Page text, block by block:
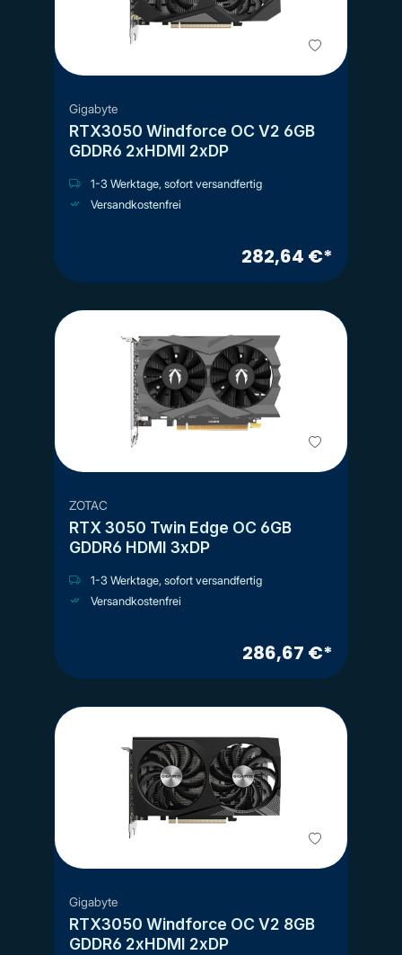
Gigabyte
RTX3050 Windforce OC V2 6GB
GDDR6 2xHDMI 2xDP
1-3 Werktage, sofort versandfertig
Versandkostenfrei
282,64 €*
ZOTAC
RTX 3050 Twin Edge OC 6GB
GDDR6 HDMI 3xDP
1-3 Werktage, sofort versandfertig
Versandkostenfrei
286,67 €*
Gigabyte
RTX3050 Windforce OC V2 8GB
GDDR6 2xHDMI 2xDP